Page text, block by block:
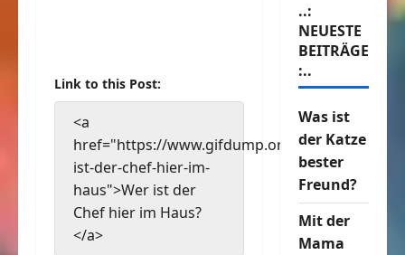
Link to this Post:
<a
href="https://www.gifdump.org/wer-
ist-der-chef-hier-im-
haus">Wer ist der
Chef hier im Haus?
</a>
..:
NEUESTE
BEITRÄGE
:..
Was ist
der Katze
bester
Freund?
Mit der
Mama